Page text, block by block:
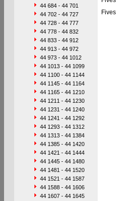
44 684 - 44 701
44 702 - 44 727
44 728 - 44 777
44 778 - 44 832
44 833 - 44 912
44 913 - 44 972
44 973 - 44 1012
44 1013 - 44 1099
44 1100 - 44 1144
44 1145 - 44 1164
44 1165 - 44 1210
44 1211 - 44 1230
44 1231 - 44 1240
44 1241 - 44 1292
44 1293 - 44 1312
44 1313 - 44 1384
44 1385 - 44 1420
44 1421 - 44 1444
44 1445 - 44 1480
44 1481 - 44 1520
44 1521 - 44 1587
44 1588 - 44 1606
44 1607 - 44 1645
Fives